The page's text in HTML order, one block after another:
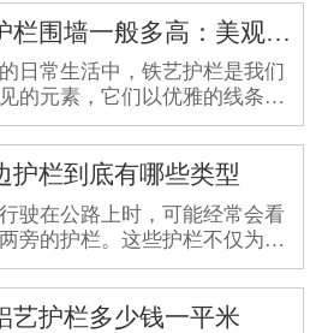
。下面，我们就来详细分析一
栏的特点和优势。 一、特
为高温热浸锌材料：锌
铁艺护栏围墙一般多高：美观与安全的高度融合
日常生活中，铁艺护栏是我们
的元素，它们以优雅的线条和
的特性，成为了现代建筑和景
的重要组成部分。其中，铁艺
的高度更是给人们留下了深刻
铁艺护栏​公司给大家进行详细
护栏到底有哪些类型
驶在公路上时，可能经常会看
旁的护栏。这些护栏不仅为我
提供了一个安全的隔离带，还
度上减少了交通事故的发生。
路边护栏到底有哪些类型？它
艺护栏多少钱一平米